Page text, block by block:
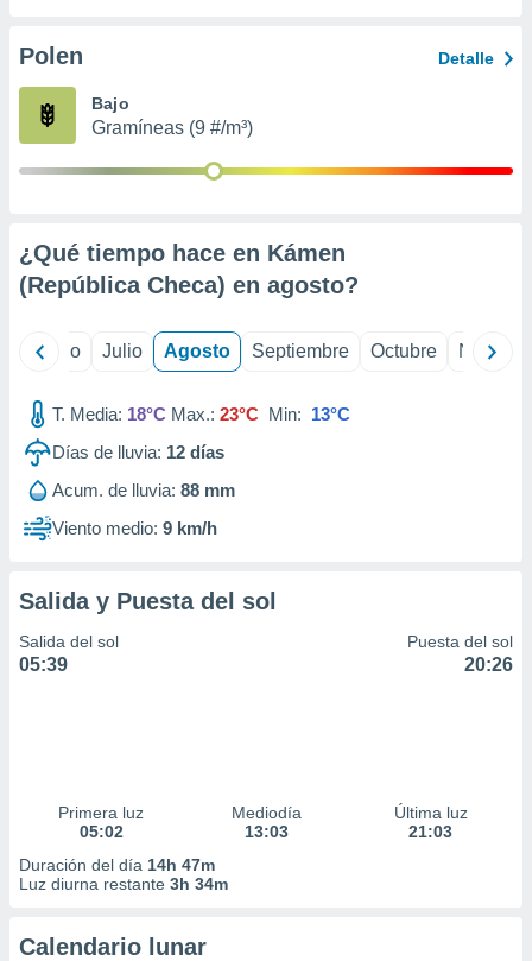
e
mediante
de
1199
Polen Detalle
Bajo
Gramíneas (9 #/m³)
¿Qué tiempo hace en Kámen
(República Checa) en agosto?
Junio Julio Agosto Septiembre Octubre
T. Media: 18°C Max.: 23°C Min: 13°C
Días de lluvia: 12 días
Acum. de lluvia: 88 mm
Viento medio: 9 km/h
Salida y Puesta del sol
Salida del sol
05:39
Puesta del sol
20:26
Primera luz
05:02
Mediodía
13:03
Última luz
21:03
Duración del día 14h 47m
Luz diurna restante 3h 34m
Calendario lunar